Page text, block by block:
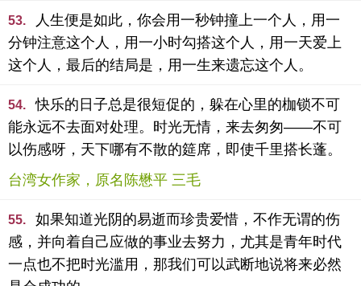
53.
人生便是如此，你会用一秒钟撞上一个人，用一
分钟注意这个人，用一小时勾搭这个人，用一天爱上
这个人，最后的结局是，用一生来遗忘这个人。
54.
快乐的日子总是很短促的，躲在心里的枷锁不可
能永远不去面对处理。时光无情，来去匆匆——不可
以伤感呀，天下哪有不散的筵席，即使千里搭长蓬。
台湾女作家，原名陈懋平 三毛
55.
如果知道光阴的易逝而珍贵爱惜，不作无谓的伤
感，并向着自己应做的事业去努力，尤其是青年时代
一点也不把时光滥用，那我们可以武断地说将来必然